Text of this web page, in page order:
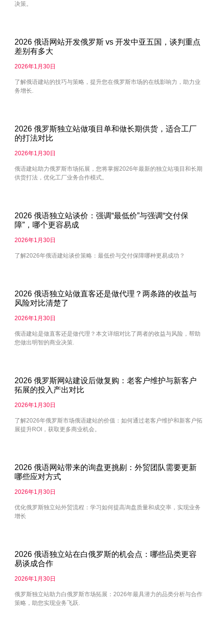
决策。
2026 俄语网站开发俄罗斯 vs 开发中亚五国，谈判重点
差别有多大
2026年1月30日
了解俄语建站的技巧与策略，提升您在俄罗斯市场的在线影响力，助力业
务增长.
2026 俄罗斯独立站做项目单和做长期供货，适合工厂
的打法对比
2026年1月30日
俄语建站助力俄罗斯市场拓展，您将掌握2026年最新的独立站项目和长期
供货打法，优化工厂业务合作模式。
2026 俄语独立站谈价：强调“最低价”与强调“交付保
障”，哪个更容易成
2026年1月30日
了解2026年俄语建站谈价策略：最低价与交付保障哪种更易成功？
2026 俄语独立站做直客还是做代理？两条路的收益与
风险对比清楚了
2026年1月30日
俄语建站是做直客还是做代理？本文详细对比了两者的收益与风险，帮助
您做出明智的商业决策.
2026 俄罗斯网站建设后做复购：老客户维护与新客户
拓展的投入产出对比
2026年1月30日
了解2026年俄罗斯市场俄语建站的价值：如何通过老客户维护和新客户拓
展提升ROI，获取更多商业机会。
2026 俄语网站带来的询盘更挑剔：外贸团队需要更新
哪些应对方式
2026年1月30日
优化俄罗斯独立站外贸流程：学习如何提高询盘质量和成交率，实现业务
增长
2026 俄语独立站在白俄罗斯的机会点：哪些品类更容
易谈成合作
2026年1月30日
俄罗斯独立站助力白俄罗斯市场拓展：2026年最具潜力的品类分析与合作
策略，助您实现业务飞跃.